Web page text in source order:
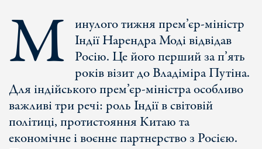
М инулого тижня прем’єр-міністр
Індії Нарендра Моді відвідав
Росію. Це його перший за п’ять
років візит до Владіміра Путіна.
Для індійського прем’єр-міністра особливо
важливі три речі: роль Індії в світовій
політиці, протистояння Китаю та
економічне і воєнне партнерство з Росією.